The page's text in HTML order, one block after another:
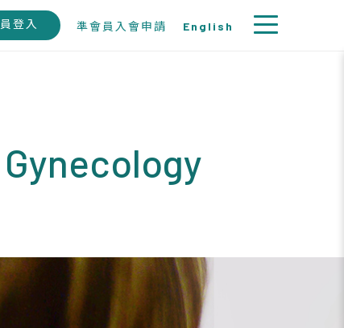
登入 準會員入會申請 English